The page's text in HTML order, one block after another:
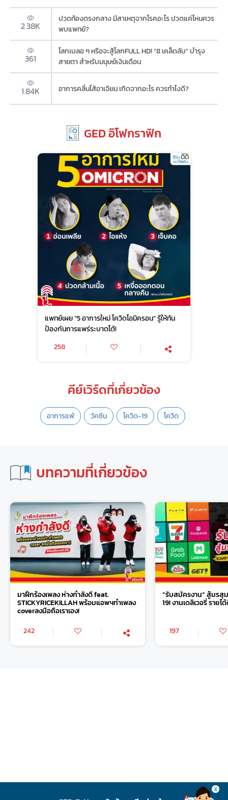
2.38K
ปวดท้องตรงกลาง มีสาเหตุจากโรคอะไร ปวดแค่ไหนควร
พบแพทย์?
361
โลกเบลอ ๆ หรือจะสู้โลกFULL HD! “8 เคล็ดลับ” บำรุง
สายตา สำหรับมนุษย์เงินเดือน
1.84K อาการคลื่นไส้อาเจียน เกิดจากอะไร ควรทำไงดี?
GED อิโฟกราฟิก
แพทย์เผย “5 อาการใหม่ โควิดโอมิครอน” รู้ให้ทัน
ป้องกันการแพร่ระบาดได้!
258
คีย์เวิร์ดที่เกี่ยวข้อง
อาการแพ้ วัคซีน โควิด-19 โควิด
บทความที่เกี่ยวข้อง
มาฝึกร้องเพลง ห่างกำลังดี feat.
STICKYRICEKILLAH พร้อมแอพฯทำเพลง
coverลงมือถือเราเอง!
242
“รับสมัครงาน” สู้มรสุ
19! งานเดลิเวอรี่ ราย
197
X